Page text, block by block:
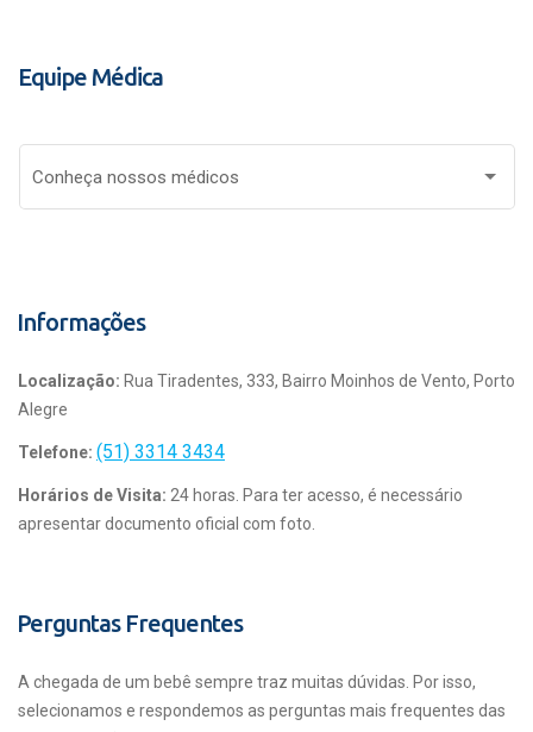
Equipe Médica
Conheça nossos médicos
Informações
Localização: Rua Tiradentes, 333, Bairro Moinhos de Vento, Porto
Alegre
Telefone: (51) 3314 3434
Horários de Visita: 24 horas. Para ter acesso, é necessário
apresentar documento oficial com foto.
Perguntas Frequentes
A chegada de um bebê sempre traz muitas dúvidas. Por isso,
selecionamos e respondemos as perguntas mais frequentes das